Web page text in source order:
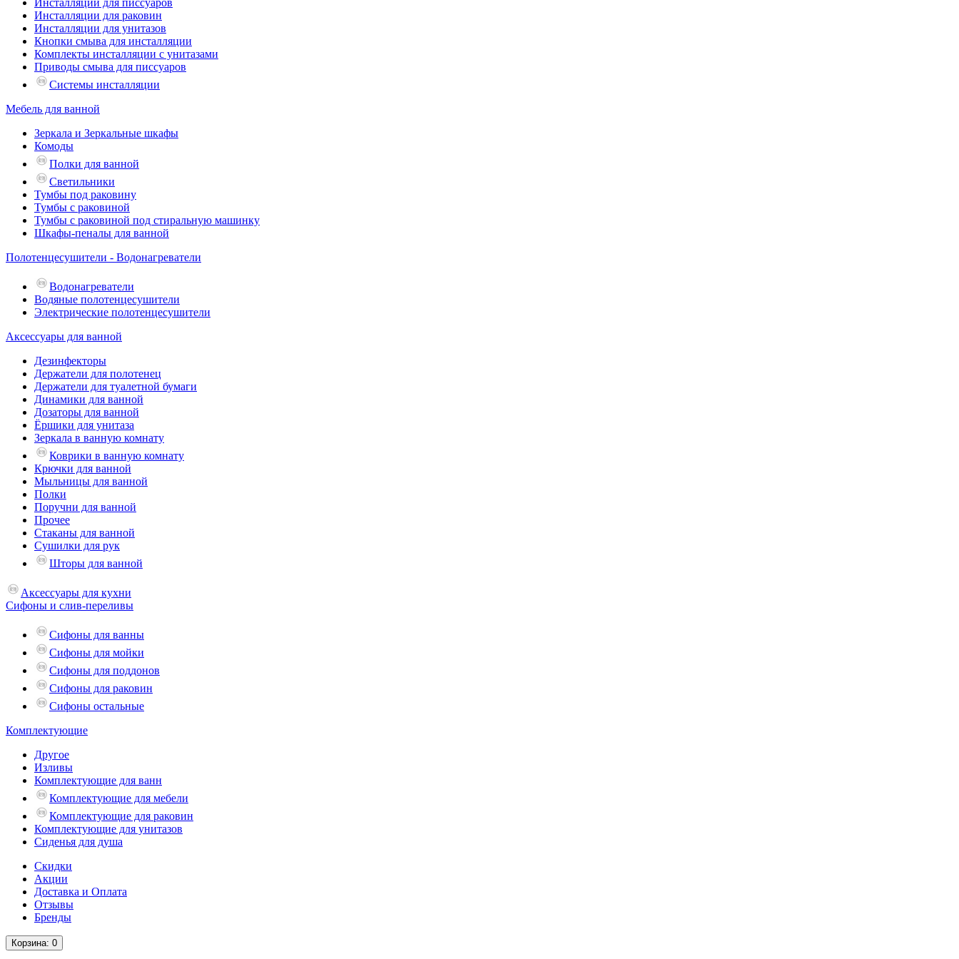
Инсталляции для писсуаров
Инсталляции для раковин
Инсталляции для унитазов
Кнопки смыва для инсталляции
Комплекты инсталляции с унитазами
Приводы смыва для писсуаров
Системы инсталляции
Мебель для ванной
Зеркала и Зеркальные шкафы
Комоды
Полки для ванной
Светильники
Тумбы под раковину
Тумбы с раковиной
Тумбы с раковиной под стиральную машинку
Шкафы-пеналы для ванной
Полотенцесушители - Водонагреватели
Водонагреватели
Водяные полотенцесушители
Электрические полотенцесушители
Аксессуары для ванной
Дезинфекторы
Держатели для полотенец
Держатели для туалетной бумаги
Динамики для ванной
Дозаторы для ванной
Ёршики для унитаза
Зеркала в ванную комнату
Коврики в ванную комнату
Крючки для ванной
Мыльницы для ванной
Полки
Поручни для ванной
Прочее
Стаканы для ванной
Сушилки для рук
Шторы для ванной
Аксессуары для кухни
Сифоны и слив-переливы
Сифоны для ванны
Сифоны для мойки
Сифоны для поддонов
Сифоны для раковин
Сифоны остальные
Комплектующие
Другое
Изливы
Комплектующие для ванн
Комплектующие для мебели
Комплектующие для раковин
Комплектующие для унитазов
Сиденья для душа
Скидки
Акции
Доставка и Оплата
Отзывы
Бренды
Корзина: 0